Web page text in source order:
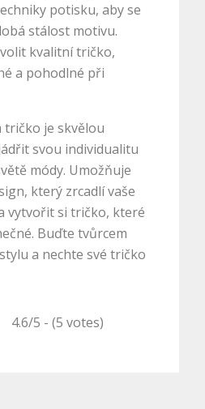
potisku, aby se
stálost motivu.
kvalitní tričko,
a pohodlné při
tričko je skvělou
svou individualitu
módy. Umožňuje
který zrcadlí vaše
vytvořit si tričko, které
Buďte tvůrcem
a nechte své tričko
4.6/5 - (5 votes)